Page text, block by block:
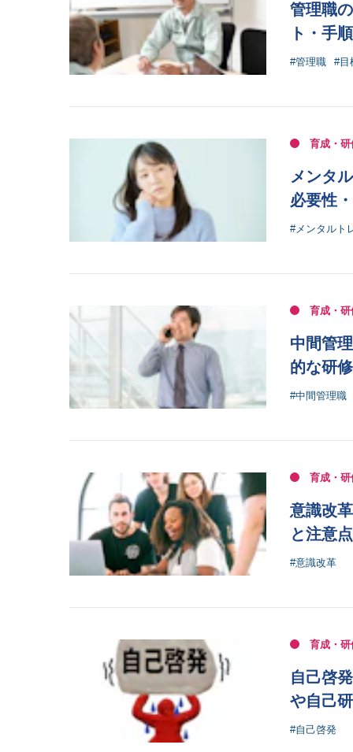
管理職
ト・手
#管理職 #目
育成・研
メンタ
必要性
#メンタルト
育成・研
中間管
的な研
#中間管理職
育成・研
意識改
と注意
#意識改革
育成・研
自己啓
や自己
#自己啓発